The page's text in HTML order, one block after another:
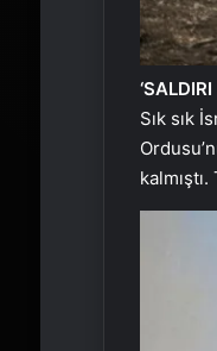
Sık sık